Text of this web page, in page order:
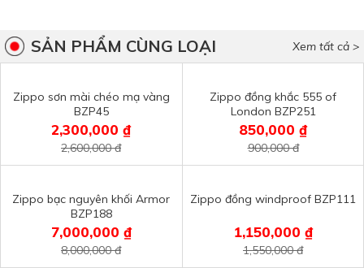
Xem tất cả >
SẢN PHẨM CÙNG LOẠI
Zippo sơn mài chéo mạ vàng
BZP45
2,300,000 ₫
2,600,000 đ
Zippo đồng khắc 555 of
London BZP251
850,000 ₫
900,000 đ
Zippo bạc nguyên khối Armor
BZP188
7,000,000 ₫
8,000,000 đ
Zippo đồng windproof BZP111
1,150,000 ₫
1,550,000 đ